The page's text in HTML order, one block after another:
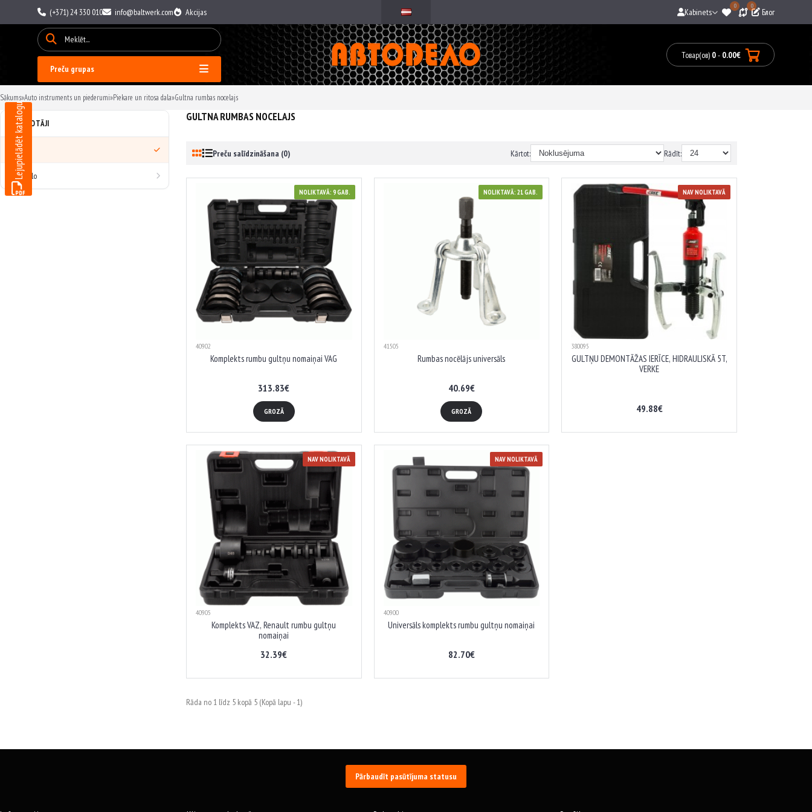
(+371) 24 330 010 info@baltwerk.com Akcijas Kabinets
0 0
Блог
Preču grupas
Товар(ов) 0- 0.00€
Lejupielādēt katalogu
Sākums»Auto instruments un piederumi»Piekare un ritosa dala»Gultna rumbas nocelajs
RAŽOTĀJI
Visi
AvtoDelo
GULTNA RUMBAS NOCELAJS
Preču salīdzināšana (0) Kārtot: Rādīt:
NOLIKTAVĀ: 9 GAB.
40902
Komplekts rumbu gultņu nomaiņai VAG
313.83€
GROZĀ
NOLIKTAVĀ: 21 GAB.
41505
Rumbas nocēlājs universāls
40.69€
GROZĀ
NAV NOLIKTAVĀ
380095
GULTŅU DEMONTĀŽAS IERĪCE, HIDRAULISKĀ 5T,
VERKE
49.88€
NAV NOLIKTAVĀ
40905
Komplekts VAZ, Renault rumbu gultņu
nomaiņai
32.39€
NAV NOLIKTAVĀ
40900
Universāls komplekts rumbu gultņu nomaiņai
82.70€
Rāda no 1 līdz 5 kopā 5 (Kopā lapu - 1)
Pārbaudīt pasūtījuma statusu